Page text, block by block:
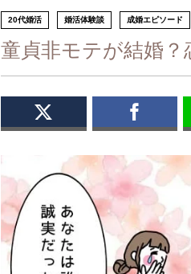
20代婚活 婚活体験談 成婚エピソード
童貞非モテが結婚